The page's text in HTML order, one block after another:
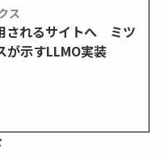
ス
されるサイトへ ミツ
が示すLLMO実装